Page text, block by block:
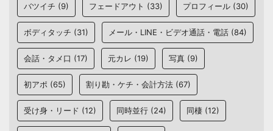
バツイチ (9) フェードアウト (33) プロフィール (30)
ボディタッチ (31) メール・LINE・ビデオ通話・電話 (84)
会話・タメ口 (17) 元カレ (19) 写真 (9)
初アポ (65) 割り勘・ケチ・会計方法 (67)
受け身・リード (12) 同時並行 (24) 同棲 (12)